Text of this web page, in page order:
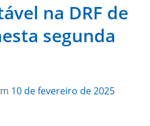
na DRF de
segunda
10 de fevereiro de 2025